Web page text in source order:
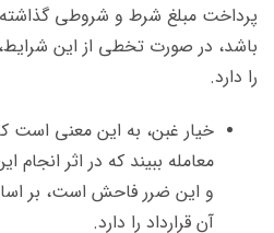
پرداخت مبلغ شرط و شروطی
باشد، در صورت تخطی از این
را دارد.
خیار غبن، به این معنی است
معامله ببیند که در اثر انجام
و این ضرر فاحش است، بر
آن قرارداد را دارد.